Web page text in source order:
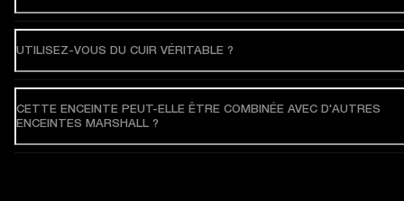
UTILISEZ-VOUS DU CUIR VÉRITABLE ?
CETTE ENCEINTE PEUT-ELLE ÊTRE COMBINÉE AVEC D'AUTRES
ENCEINTES MARSHALL ?